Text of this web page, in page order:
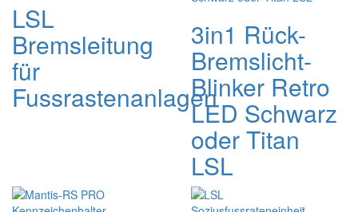
LSL
Bremsleitung
für
Fussrastenanlagen
3in1 Rück-
Bremslicht-
Blinker Retro
LED Schwarz
oder Titan
LSL